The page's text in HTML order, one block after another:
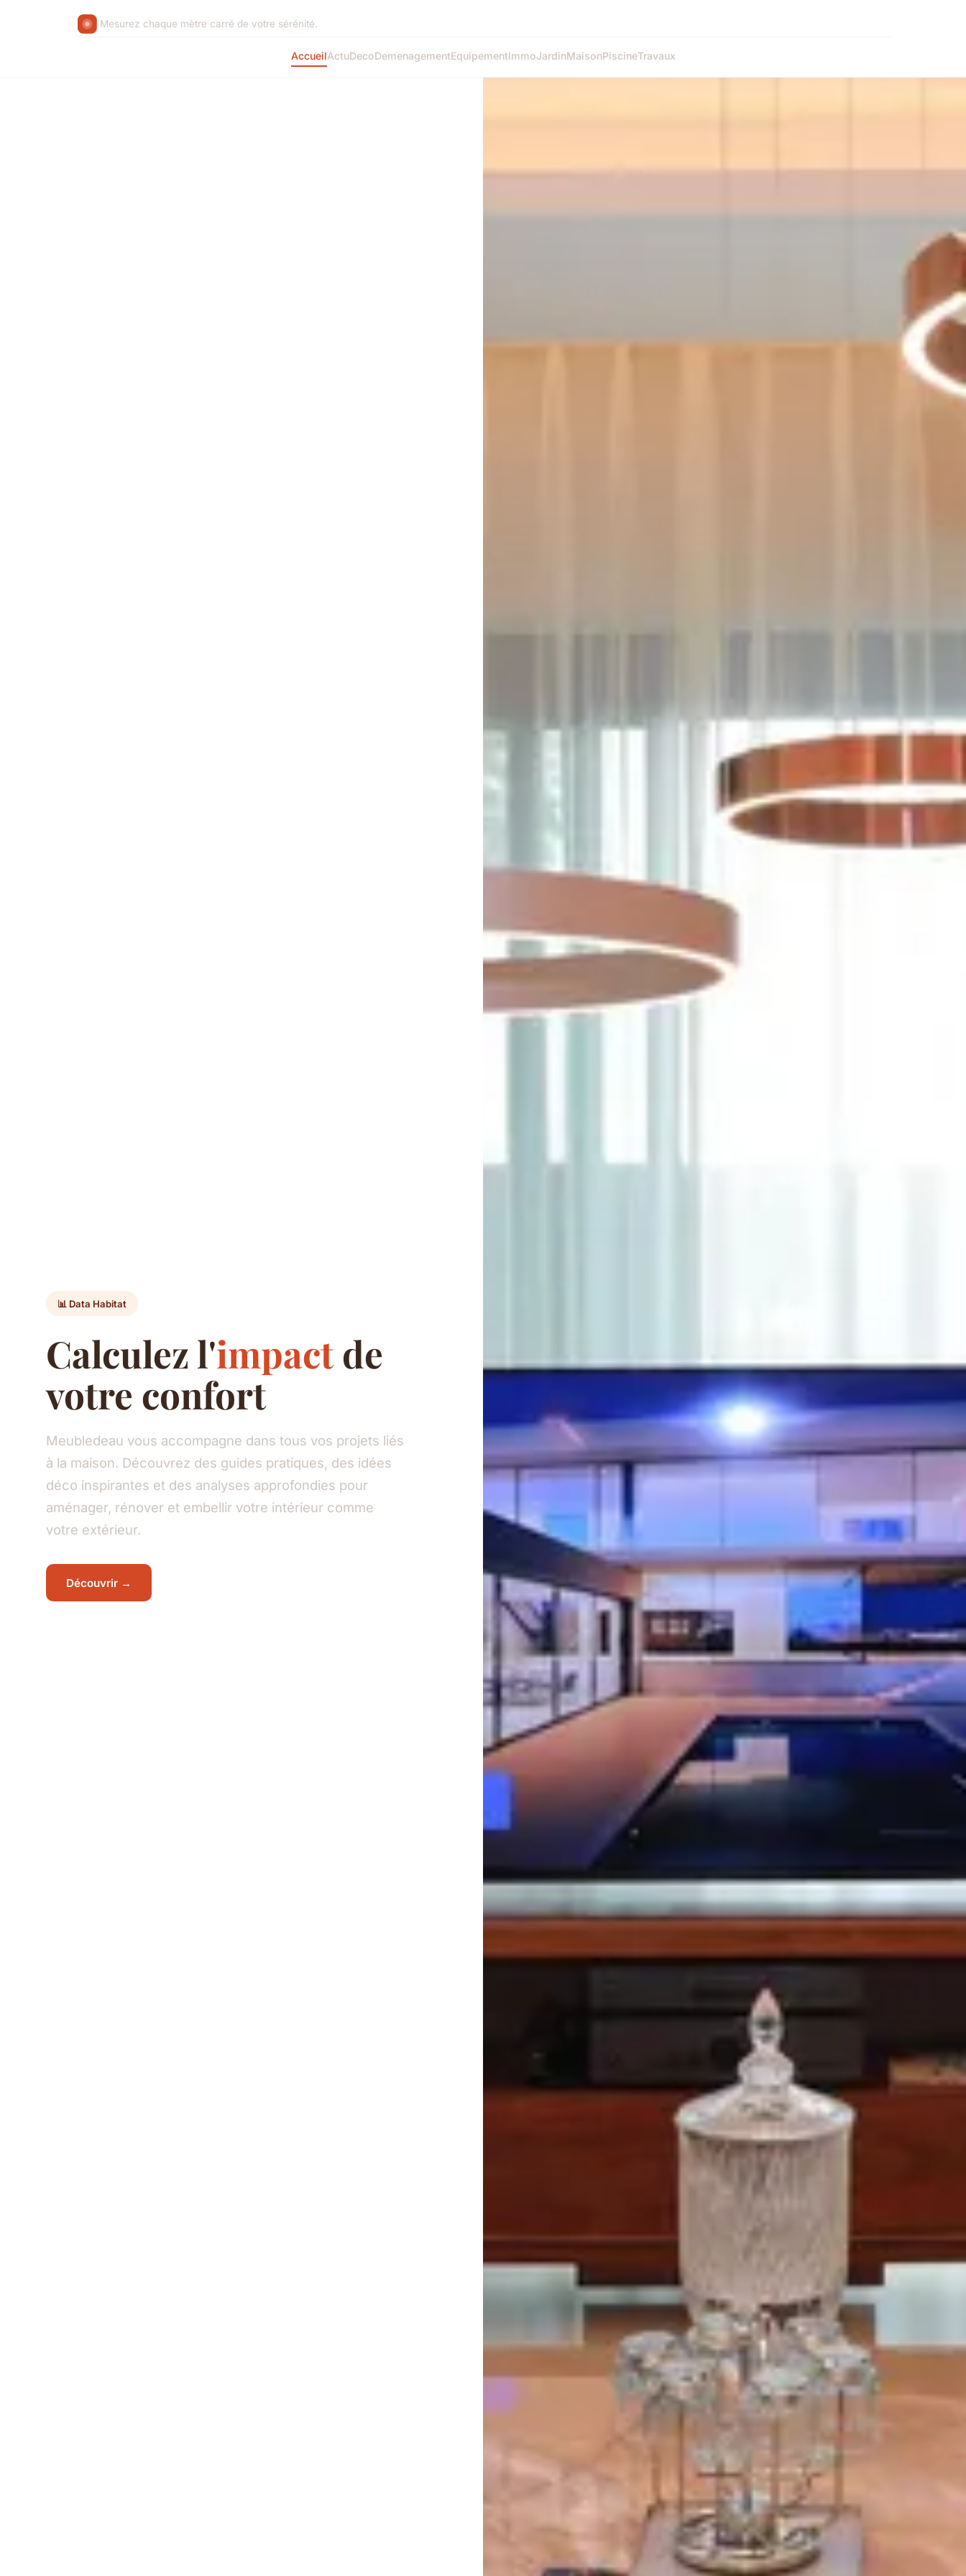
Mesurez chaque mètre carré de votre sérénité.
AccueilActuDecoDemenagementEquipementImmoJardinMaisonPiscineTravaux
📊 Data Habitat
Calculez l'impact de
votre confort
Meubledeau vous accompagne dans tous vos projets liés
à la maison. Découvrez des guides pratiques, des idées
déco inspirantes et des analyses approfondies pour
aménager, rénover et embellir votre intérieur comme
votre extérieur.
Découvrir →